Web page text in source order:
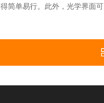
简单易行。此外，光学界面